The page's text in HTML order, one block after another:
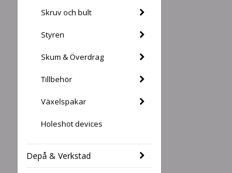
Skruv och bult
Styren
Skum & Överdrag
Tillbehör
Växelspakar
Holeshot devices
Depå & Verkstad